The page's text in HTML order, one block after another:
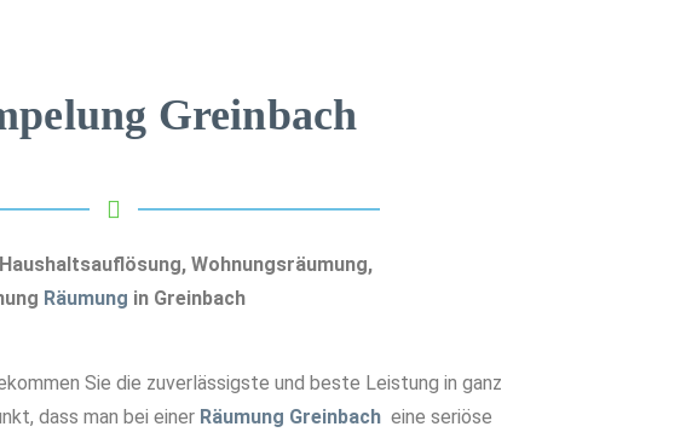
Greinbach
Wohnungsräumung,
Räumung in Greinbach
Sie die zuverlässigste und beste Leistung in ganz
dass man bei einer Räumung Greinbach eine seriöse